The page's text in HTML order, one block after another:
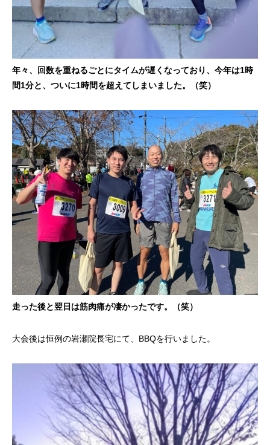
年々、回数を重ねるごとにタイムが遅くなっており、今年は1時
間1分と、ついに1時間を超えてしまいました。（笑）
走った後と翌日は筋肉痛が凄かったです。（笑）
大会後は恒例の岩瀬院長宅にて、BBQを行いました。